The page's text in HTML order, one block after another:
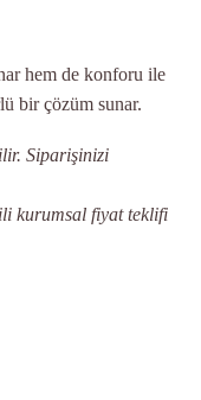
hem de konforu ile
bir çözüm sunar.
Siparişinizi
kurumsal fiyat teklifi